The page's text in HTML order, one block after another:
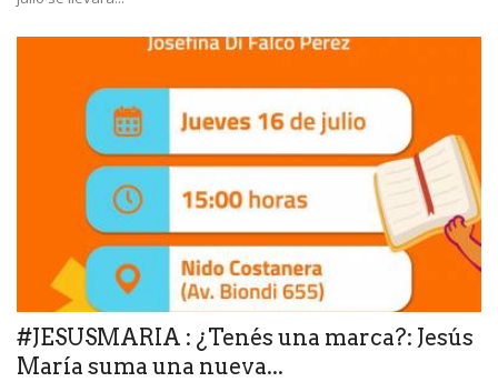
#JESUSMARIA : ¿Tenés una marca?: Jesús
María suma una nueva...